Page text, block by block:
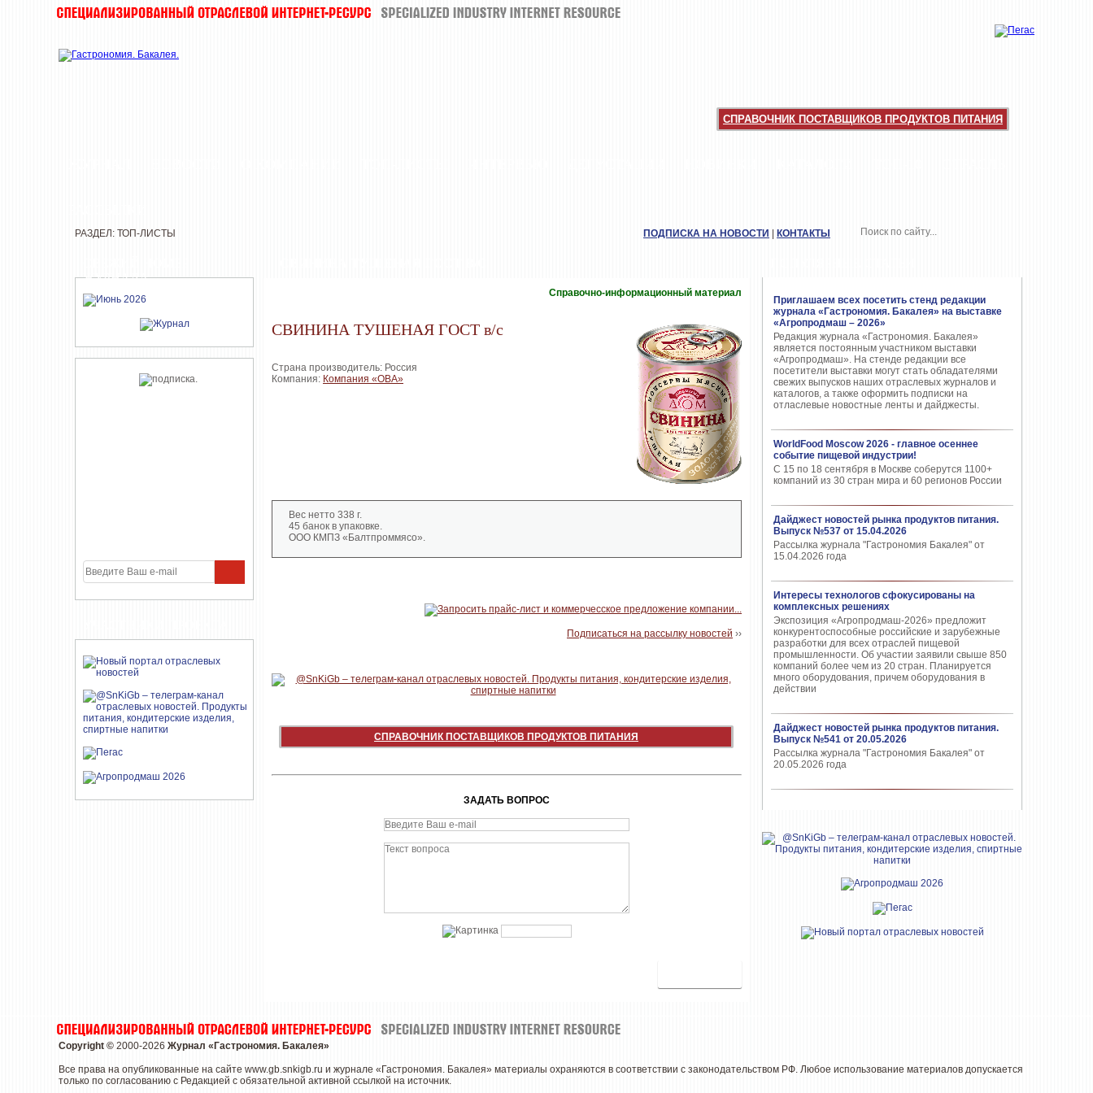
СПРАВОЧНИК ПОСТАВЩИКОВ ПРОДУКТОВ ПИТАНИЯ
ЖУРНАЛА
Приглашаем всех посетить стенд редакции
журнала «Гастрономия. Бакалея» на выставке
«Агропродмаш – 2026»
Редакция журнала «Гастрономия. Бакалея»
является постоянным участником выставки
«Агропродмаш». На стенде редакции все
посетители выставки могут стать обладателями
свежих выпусков наших отраслевых журналов и
каталогов, а также оформить подписки на
отласлевые новостные ленты и дайджесты.
WorldFood Moscow 2026 - главное осеннее
событие пищевой индустрии!
С 15 по 18 сентября в Москве соберутся 1100+
компаний из 30 стран мира и 60 регионов России
Дайджест новостей рынка продуктов питания.
Выпуск №537 от 15.04.2026
Рассылка журнала "Гастрономия Бакалея" от
15.04.2026 года
Интересы технологов сфокусированы на
комплексных решениях
Экспозиция «Агропродмаш-2026» предложит
конкурентоспособные российские и зарубежные
разработки для всех отраслей пищевой
промышленности. Об участии заявили свыше 850
компаний более чем из 20 стран. Планируется
много оборудования, причем оборудования в
действии
Дайджест новостей рынка продуктов питания.
Выпуск №541 от 20.05.2026
Рассылка журнала "Гастрономия Бакалея" от
20.05.2026 года
РАЗДЕЛ: ТОП-ЛИСТЫ ПОДПИСКА НА НОВОСТИ КОНТАКТЫ
Справочно-информационный материал
СВИНИНА ТУШЕНАЯ ГОСТ в/с
Страна производитель: Россия
Компания: Компания «ОВА»
Вес нетто 338 г.
45 банок в упаковке.
ООО КМПЗ «Балтпроммясо».
Подписаться на рассылку новостей ››
СПРАВОЧНИК ПОСТАВЩИКОВ ПРОДУКТОВ ПИТАНИЯ
ЗАДАТЬ ВОПРОС
Copyright © 2000-2026 Журнал «Гастрономия. Бакалея»
Все права на опубликованные на сайте www.gb.snkigb.ru и журнале «Гастрономия. Бакалея» материалы охраняются в соответствии с законодательством РФ. Любое использование материалов допускается
только по согласованию с Редакцией с обязательной активной ссылкой на источник.